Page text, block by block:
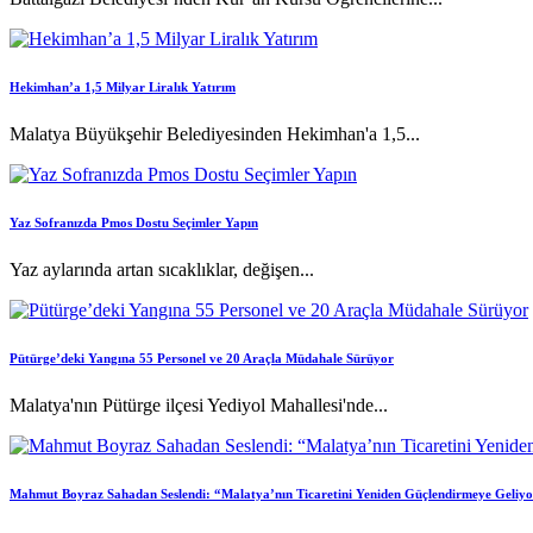
Hekimhan’a 1,5 Milyar Liralık Yatırım
Malatya Büyükşehir Belediyesinden Hekimhan'a 1,5...
Yaz Sofranızda Pmos Dostu Seçimler Yapın
Yaz aylarında artan sıcaklıklar, değişen...
Pütürge’deki Yangına 55 Personel ve 20 Araçla Müdahale Sürüyor
Malatya'nın Pütürge ilçesi Yediyol Mahallesi'nde...
Mahmut Boyraz Sahadan Seslendi: “Malatya’nın Ticaretini Yeniden Güçlendirmeye